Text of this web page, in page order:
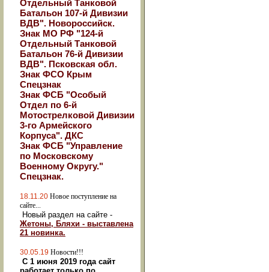
Отдельный Танковой
Батальон 107-й Дивизии
ВДВ". Новороссийск.
Знак МО РФ "124-й
Отдельный Танковой
Батальон 76-й Дивизии
ВДВ". Псковская обл.
Знак ФСО Крым
Спецзнак
Знак ФСБ "Особый
Отдел по 6-й
Мотострелковой Дивизии
3-го Армейского
Корпуса". ДКС
Знак ФСБ "Управление
по Московскому
Военному Округу."
Спецзнак.
18.11.20 Новое поступление на
сайте...
Новый раздел на сайте -
Жетоны, Бляхи - выставлена
21 новинка.
30.05.19 Новости!!!
С 1 июня 2019 года сайт